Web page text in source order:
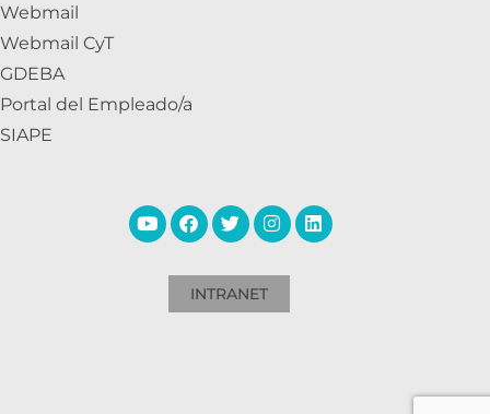
Webmail
Webmail CyT
GDEBA
Portal del Empleado/a
SIAPE
INTRANET